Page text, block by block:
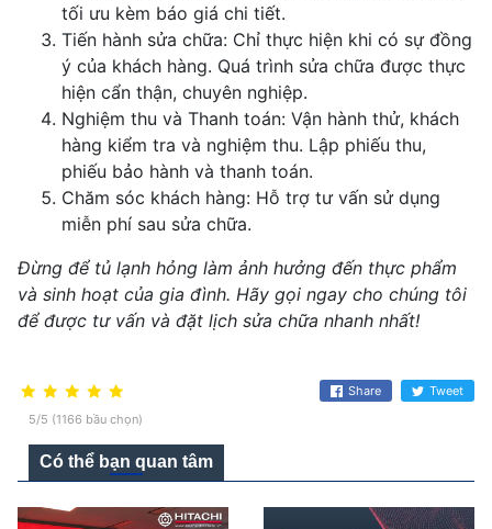
tối ưu kèm báo giá chi tiết.
Tiến hành sửa chữa: Chỉ thực hiện khi có sự đồng
ý của khách hàng. Quá trình sửa chữa được thực
hiện cẩn thận, chuyên nghiệp.
Nghiệm thu và Thanh toán: Vận hành thử, khách
hàng kiểm tra và nghiệm thu. Lập phiếu thu,
phiếu bảo hành và thanh toán.
Chăm sóc khách hàng: Hỗ trợ tư vấn sử dụng
miễn phí sau sửa chữa.
Đừng để tủ lạnh hỏng làm ảnh hưởng đến thực phẩm
và sinh hoạt của gia đình. Hãy gọi ngay cho chúng tôi
để được tư vấn và đặt lịch sửa chữa nhanh nhất!
5/5 (1166 bầu chọn)
Share Tweet
Có thể bạn quan tâm